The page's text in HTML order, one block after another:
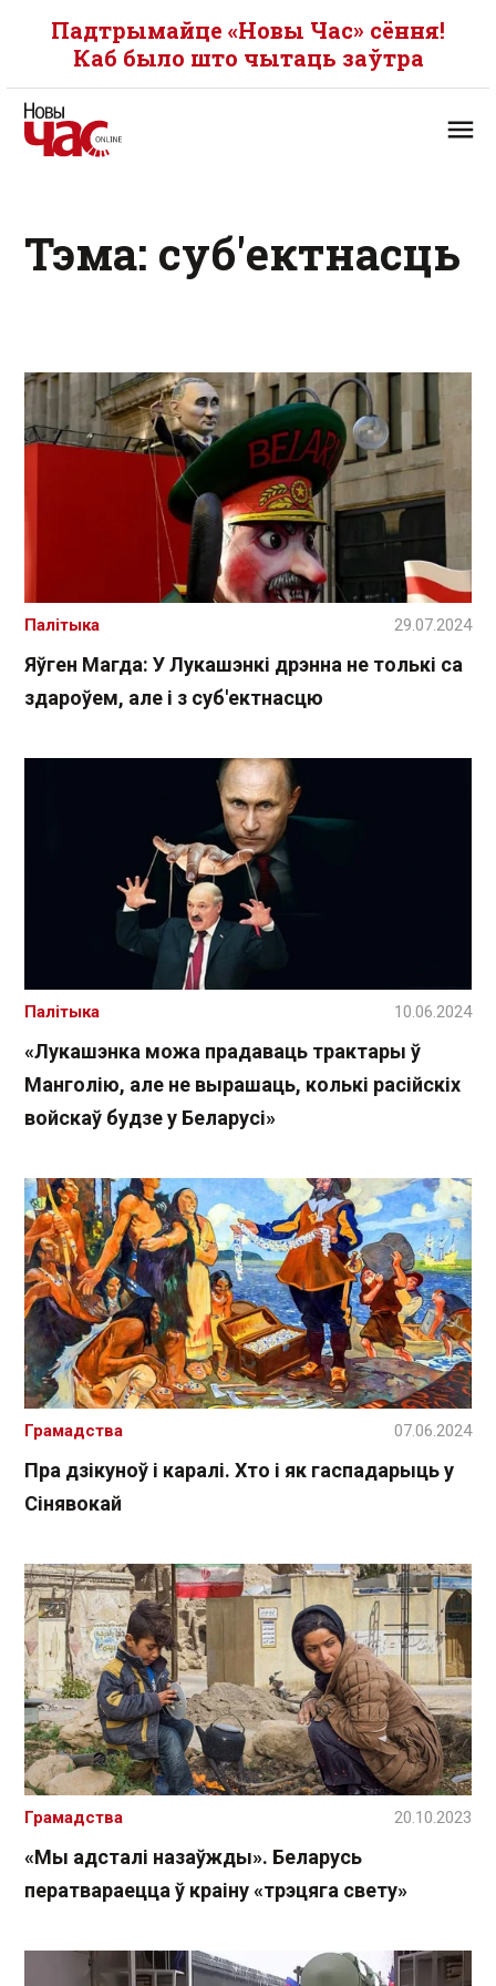
Падтрымайце «Новы Час» сёння!
Каб было што чытаць заўтра
Тэма: суб'ектнасць
Яўген Магда: У Лукашэнкі дрэнна не толькі са
здароўем, але і з суб'ектнасцю
Палітыка 29.07.2024
«Лукашэнка можа прадаваць трактары ў
Манголію, але не вырашаць, колькі расійскіх
войскаў будзе у Беларусі»
Палітыка 10.06.2024
Пра дзікуноў і каралі. Хто і як гаспадарыць у
Сінявокай
Грамадства 07.06.2024
«Мы адсталі назаўжды». Беларусь
ператвараецца ў краіну «трэцяга свету»
Грамадства 20.10.2023